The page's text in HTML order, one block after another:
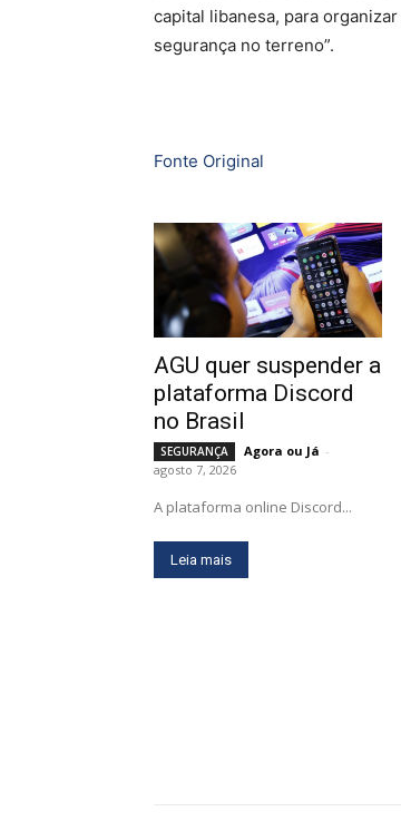
capital libanesa, para
segurança no terreno”.
Fonte Original
AGU quer suspender a
plataforma Discord
no Brasil
SEGURANÇA Agora ou Já -
agosto 7, 2026
A plataforma online Discord...
Leia mais